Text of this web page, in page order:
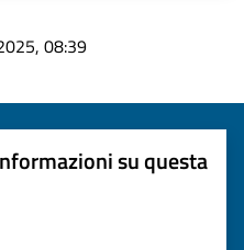
08:39
su questa